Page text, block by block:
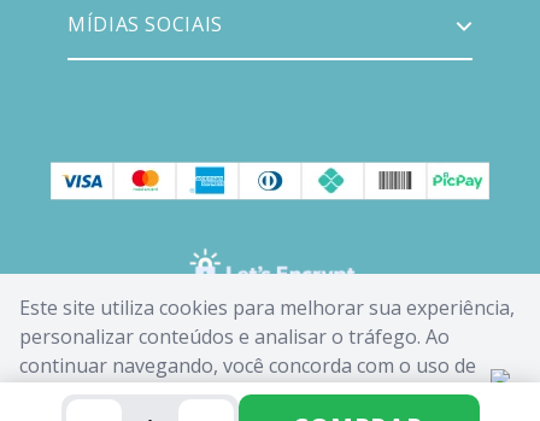
Este site utiliza cookies para melhorar sua experiência,
personalizar conteúdos e analisar o tráfego. Ao
continuar navegando, você concorda com o uso de
cookies. Saiba mais em nossaPolítica de Cookies.
MÍDIAS SOCIAIS